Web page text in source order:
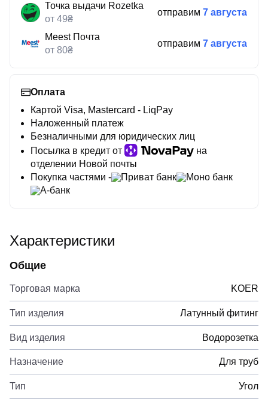
Точка выдачи Rozetka
от 49₴
отправим 7 августа
Meest Почта
от 80₴
отправим 7 августа
Оплата
Картой Visa, Mastercard - LiqPay
Наложенный платеж
Безналичными для юридических лиц
Посылка в кредит от
на
отделении Новой почты
Покупка частями -
Приват банк
Моно банк
А-банк
Характеристики
Общие
Торговая марка KOER
Тип изделия Латунный фитинг
Вид изделия Водорозетка
Назначение Для труб
Тип Угол